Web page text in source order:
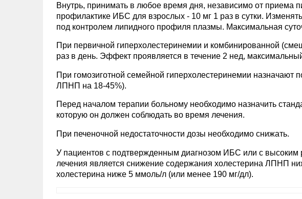
Внутрь, принимать в любое время дня, независимо от приема
профилактике ИБС для взрослых - 10 мг 1 раз в сутки.
под контролем липидного профиля плазмы. Максимальная
При первичной гиперхолестеринемии и комбинированной
раз в день. Эффект проявляется в течение 2 нед,
При гомозиготной семейной гиперхолестеринемии назначают
ЛПНП на 18-45%).
Перед началом терапии больному необходимо назначить
которую он должен соблюдать во время лечения.
При печеночной недостаточности дозы необходимо снижать.
У пациентов с подтвержденным диагнозом ИБС или с
лечения является снижение содержания холестерина ЛПНП
холестерина ниже 5 ммоль/л (или менее 190 мг/дл).